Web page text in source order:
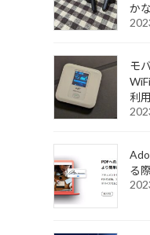
か
モ
利
る